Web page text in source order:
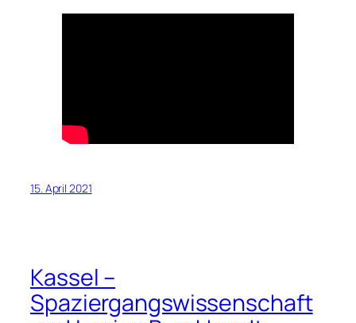
15. April 2021
Kassel –
Spaziergangswissenschaft